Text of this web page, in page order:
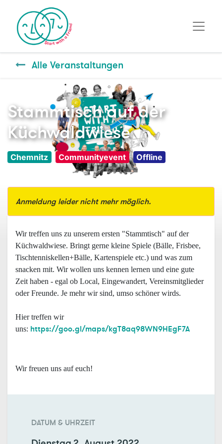
Alle Veranstaltungen
Stammtisch auf der
Küchwaldwiese
Chemnitz Communityevent Offline
Anmeldung leider nicht mehr möglich.
Wir treffen uns zu unserem ersten "Stammtisch" auf der
Küchwaldwiese. Bringt gerne kleine Spiele (Bälle, Frisbee,
Tischtenniskellen+Bälle, Kartenspiele etc.) und was zum
snacken mit. Wir wollen uns kennen lernen und eine gute
Zeit haben - egal ob Local, Eingewandert, Vereinsmitglieder
oder Freunde. Je mehr wir sind, umso schöner wirds.
Hier treffen wir
uns: https://goo.gl/maps/kgT8aq98WN9HEgF7A
Wir freuen uns auf euch!
DATUM & UHRZEIT